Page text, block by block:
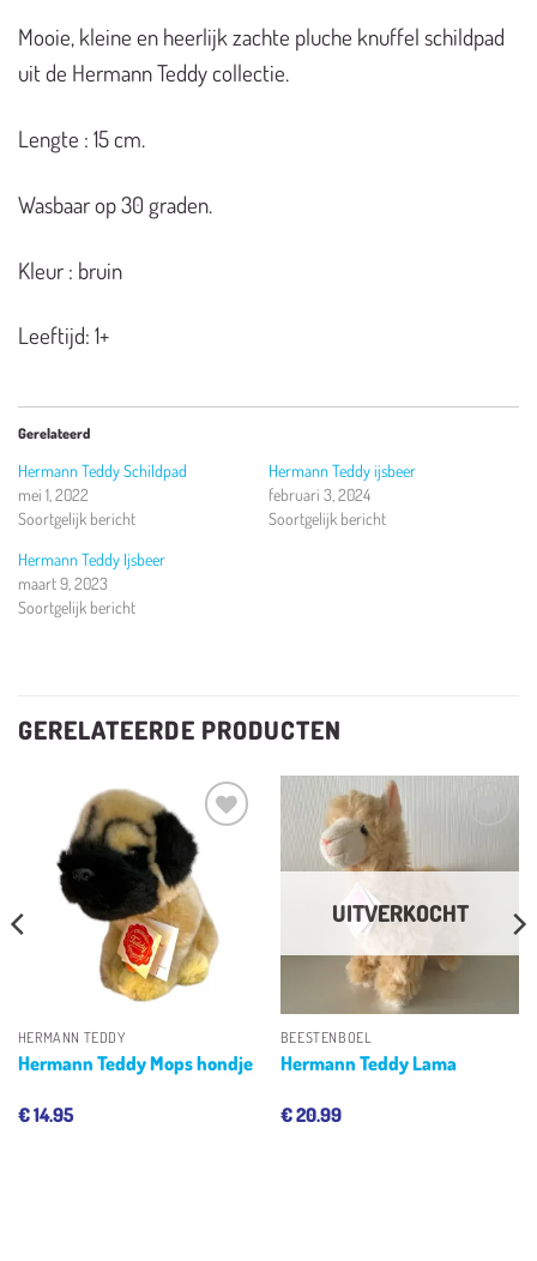
Mooie, kleine en heerlijk zachte pluche knuffel schildpad
uit de Hermann Teddy collectie.
Lengte : 15 cm.
Wasbaar op 30 graden.
Kleur : bruin
Leeftijd: 1+
Gerelateerd
Hermann Teddy Schildpad
mei 1, 2022
Soortgelijk bericht
Hermann Teddy ijsbeer
februari 3, 2024
Soortgelijk bericht
Hermann Teddy Ijsbeer
maart 9, 2023
Soortgelijk bericht
GERELATEERDE PRODUCTEN
Toevoegen
aan
verlanglijst
HERMANN TEDDY
Hermann Teddy Mops hondje
€14.95
aan
UITVERKOCHT
BEESTENBOEL
Hermann Teddy Lama
€20.99